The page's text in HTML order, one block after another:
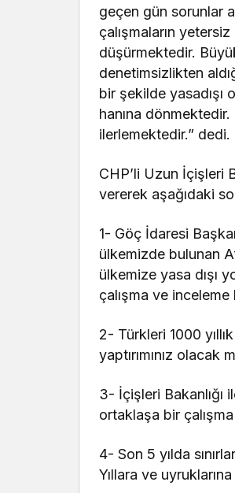
geçen gün sorunlar
çalışmaların
düşürmektedir.
denetimsizlikten
bir şekilde
hanına
ilerlemektedir.” dedi.
CHP’li Uzun İçişleri
vererek aşağıdaki
1- Göç İdaresi
ülkemizde bulunan
ülkemize yasa dışı
çalışma ve inceleme
2- Türkleri 1000
yaptırımınız olacak
3- İçişleri Bakanlığı
ortaklaşa bir çalışma
4- Son 5 yılda
Yıllara ve